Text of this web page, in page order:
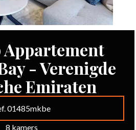
Appartement
- Verenigde
Emiraten
01485mkbe
8 kamers